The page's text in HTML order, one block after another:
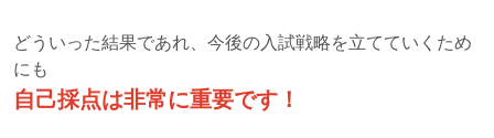
どういった結果であれ、 今後の入試戦略を立てていくため
にも
自己採点は非常に重要です！